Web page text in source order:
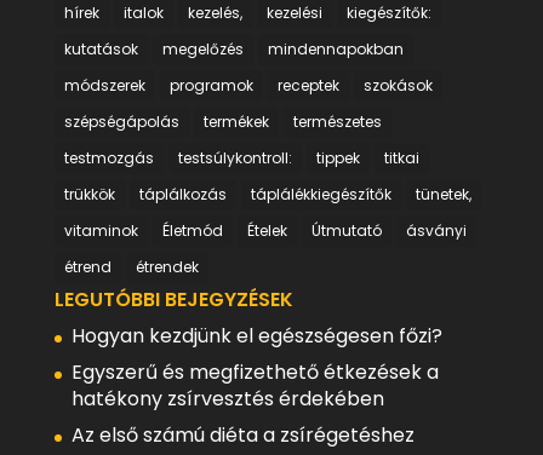
hírek
italok kezelés, kezelési
kiegészítők:
kutatások
megelőzés
mindennapokban
módszerek
programok receptek
szokások
szépségápolás
termékek
természetes
testmozgás
testsúlykontroll: tippek
titkai
trükkök
táplálkozás táplálékkiegészítők
tünetek,
vitaminok
Életmód Ételek Útmutató
ásványi
étrend
étrendek
LEGUTÓBBI BEJEGYZÉSEK
Hogyan kezdjünk el egészségesen főzi?
Egyszerű és megfizethető étkezések a
hatékony zsírvesztés érdekében
Az első számú diéta a zsírégetéshez